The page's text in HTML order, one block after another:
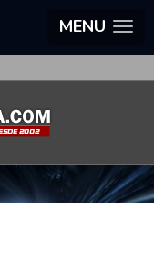
MENU